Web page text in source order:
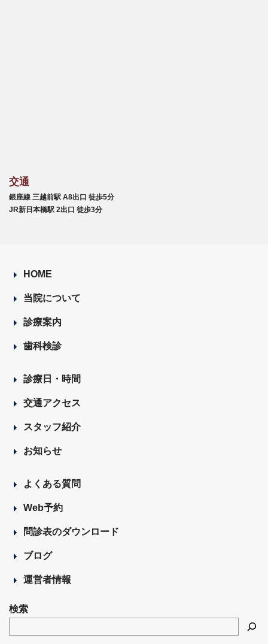
交通
銀座線 三越前駅 A8出口 徒歩5分
JR新日本橋駅 2出口 徒歩3分
HOME
当院について
診療案内
歯科検診
診療日・時間
交通アクセス
スタッフ紹介
お知らせ
よくある質問
Web予約
問診表のダウンロード
ブログ
運営者情報
検索